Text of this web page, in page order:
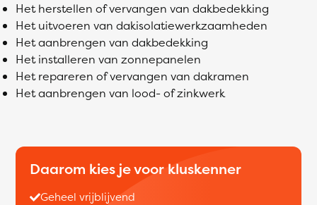
Het herstellen of vervangen van dakbedekking
Het uitvoeren van dakisolatiewerkzaamheden
Het aanbrengen van dakbedekking
Het installeren van zonnepanelen
Het repareren of vervangen van dakramen
Het aanbrengen van lood- of zinkwerk
Daarom kies je voor kluskenner
Geheel vrijblijvend